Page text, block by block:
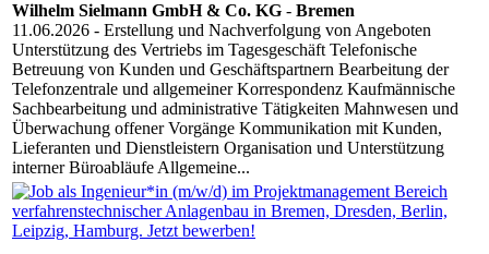
Wilhelm Sielmann GmbH & Co. KG - Bremen
11.06.2026 - Erstellung und Nachverfolgung von Angeboten
Unterstützung des Vertriebs im Tagesgeschäft Telefonische
Betreuung von Kunden und Geschäftspartnern Bearbeitung der
Telefonzentrale und allgemeiner Korrespondenz Kaufmännische
Sachbearbeitung und administrative Tätigkeiten Mahnwesen und
Überwachung offener Vorgänge Kommunikation mit Kunden,
Lieferanten und Dienstleistern Organisation und Unterstützung
interner Büroabläufe Allgemeine...